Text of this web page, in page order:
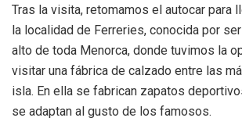
Tras la visita, retomamos el autocar para
la localidad de Ferreries, conocida por
alto de toda Menorca, donde tuvimos la
visitar una fábrica de calzado entre las
isla. En ella se fabrican zapatos
se adaptan al gusto de los famosos.